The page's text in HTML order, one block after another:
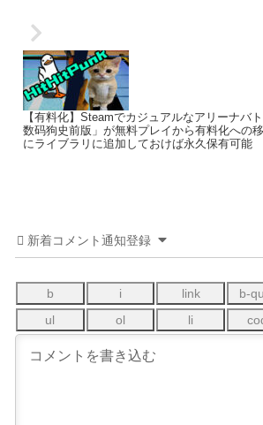
【有料化】Steamでカジュアルなアリーナバ
数码狗史前版」が無料プレイから有料化への
にライブラリに追加しておけば永久保有可能
新着コメント通知登録